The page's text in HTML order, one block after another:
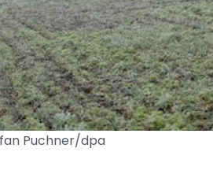
Puchner/dpa